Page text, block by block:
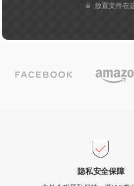
放置文件在
隐私安全保障